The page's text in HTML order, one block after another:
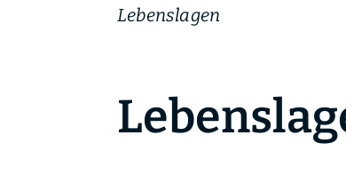
Lebenslagen